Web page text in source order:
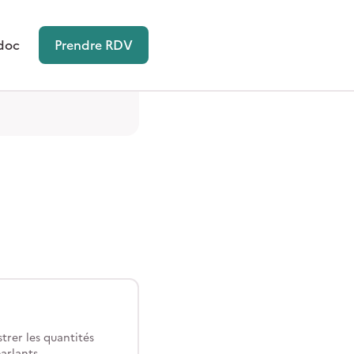
Prendre RDV
les quantités